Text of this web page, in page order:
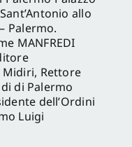
allo
Palermo.
MANFREDI
Rettore
di Palermo
dell’Ordini
Luigi